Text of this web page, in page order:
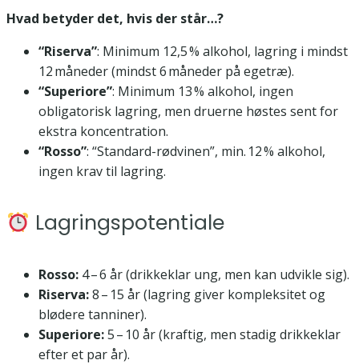
Hvad betyder det, hvis der står…?
“Riserva”: Minimum 12,5 % alkohol, lagring i mindst
12 måneder (mindst 6 måneder på egetræ).
“Superiore”: Minimum 13 % alkohol, ingen
obligatorisk lagring, men druerne høstes sent for
ekstra koncentration.
“Rosso”: “Standard-rødvinen”, min. 12 % alkohol,
ingen krav til lagring.
Lagringspotentiale
Rosso: 4 – 6 år (drikkeklar ung, men kan udvikle sig).
Riserva:8 – 15 år (lagring giver kompleksitet og
blødere tanniner).
Superiore:5 – 10 år (kraftig, men stadig drikkeklar
efter et par år).